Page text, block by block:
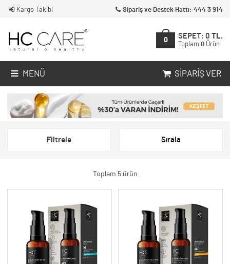
Kargo Takibi Sipariş ve Destek Hattı: 444 3 914
0
SEPET: 0 TL.
Toplam 0 Ürün
MENÜ SIPARIŞ VER
Filtrele Sırala
Toplam 5 ürün